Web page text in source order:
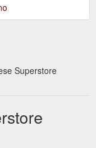
Superstore